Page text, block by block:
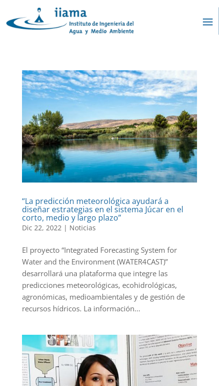
“La predicción meteorológica ayudará a
diseñar estrategias en el sistema Júcar en el
corto, medio y largo plazo”
Dic 22, 2022| Noticias
El proyecto “Integrated Forecasting System for
Water and the Environment (WATER4CAST)”
desarrollará una plataforma que integre las
predicciones meteorológicas, ecohidrológicas,
agronómicas, medioambientales y de gestión de
recursos hídricos. La información...